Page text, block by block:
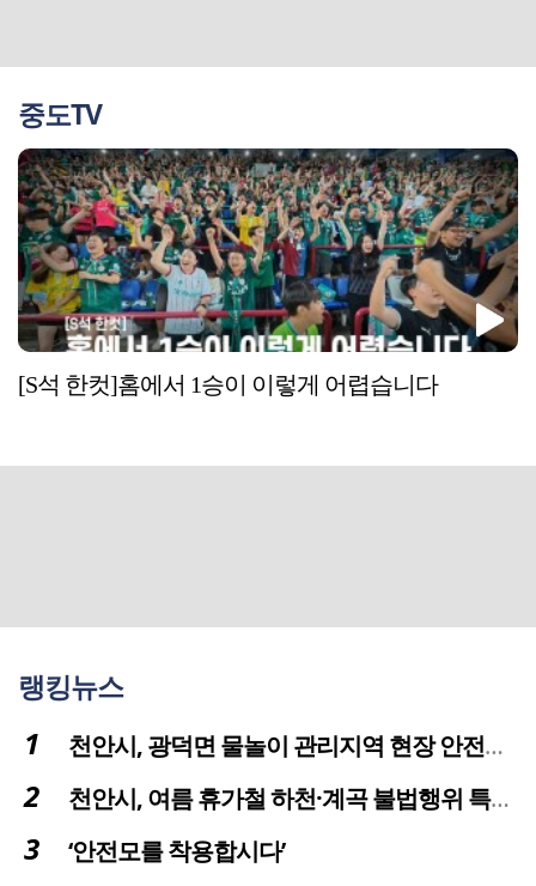
중도TV
[S석 한컷]홈에서 1승이 이렇게 어렵습니다
랭킹뉴스
천안시, 광덕면 물놀이 관리지역 현장 안전점검 실시
천안시, 여름 휴가철 하천·계곡 불법행위 특별단속
‘안전모를 착용합시다’